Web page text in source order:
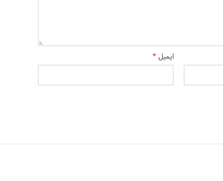
ایمیل *